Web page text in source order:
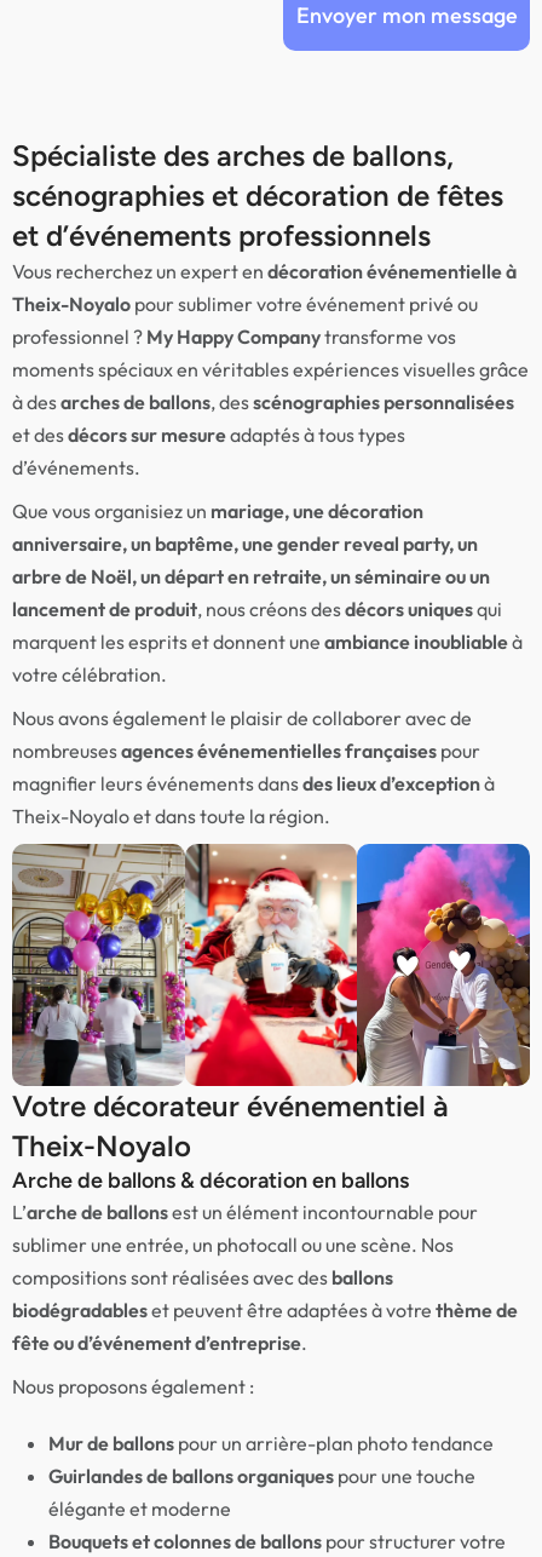
Envoyer mon message
Spécialiste des arches de ballons,
scénographies et décoration de fêtes
et d’événements professionnels
Vous recherchez un expert en décoration événementielle à
Theix-Noyalo pour sublimer votre événement privé ou
professionnel ? My Happy Companytransforme vos
moments spéciaux en véritables expériences visuelles grâce
à desarches de ballons, desscénographies personnalisées
et desdécors sur mesureadaptés à tous types
d’événements.
Que vous organisiez un mariage, une décoration
anniversaire, un baptême, une gender reveal party, un
arbre de Noël, un départ en retraite, un séminaire ou un
lancement de produit, nous créons desdécors uniquesqui
marquent les esprits et donnent une ambiance inoubliableà
votre célébration.
Nous avons également le plaisir de collaborer avec de
nombreusesagences événementielles françaises pour
magnifier leurs événements dansdes lieux d’exceptionà
Theix-Noyalo et dans toute la région.
Votre décorateur événementiel à
Theix-Noyalo
Arche de ballons & décoration en ballons
L’arche de ballonsest un élément incontournable pour
sublimer une entrée, un photocall ou une scène. Nos
compositions sont réalisées avec des ballons
biodégradableset peuvent être adaptées à votre thème de
fête ou d’événement d’entreprise.
Nous proposons également :
Mur de ballons pour un arrière-plan photo tendance
Guirlandes de ballons organiques pour une touche
élégante et moderne
Bouquets et colonnes de ballons pour structurer votre